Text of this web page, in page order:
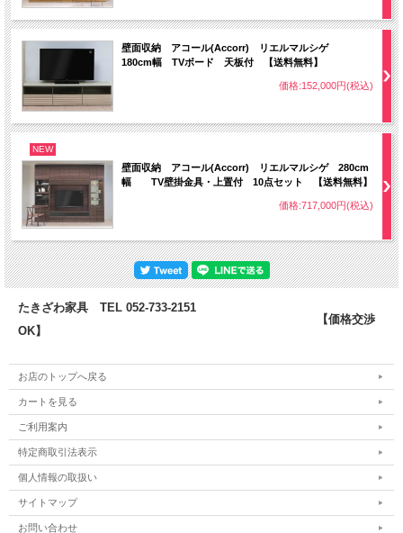
壁面収納 アコール(Accorr) リエルマルシゲ
180cm幅 TVボード 天板付 【送料無料】
価格:152,000円(税込)
NEW
壁面収納 アコール(Accorr) リエルマルシゲ 280cm
幅 TV壁掛金具・上置付 10点セット 【送料無料】
価格:717,000円(税込)
たきざわ家具 TEL 052-733-2151
【価格交渉
OK】
お店のトップへ戻る
カートを見る
ご利用案内
特定商取引法表示
個人情報の取扱い
サイトマップ
お問い合わせ